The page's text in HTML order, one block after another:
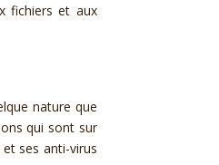
fichiers et aux
nature que
qui sont sur
ses anti-virus